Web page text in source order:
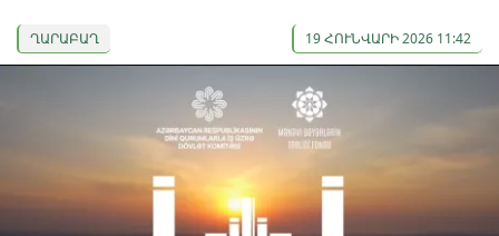
ՂԱՐԱԲԱՂ 19 ՀՈՒՆՎԱՐԻ 2026 11:42